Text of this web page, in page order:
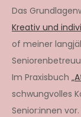
Das
Kreativ und
of meiner
Im Praxisbuch
schwungvolles
Senior:innen vor.